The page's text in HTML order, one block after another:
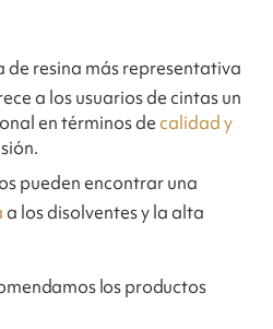
de resina más representativa
a los usuarios de cintas un
en términos decalidad y
pueden encontrar una
a los disolventes y la alta
los productos